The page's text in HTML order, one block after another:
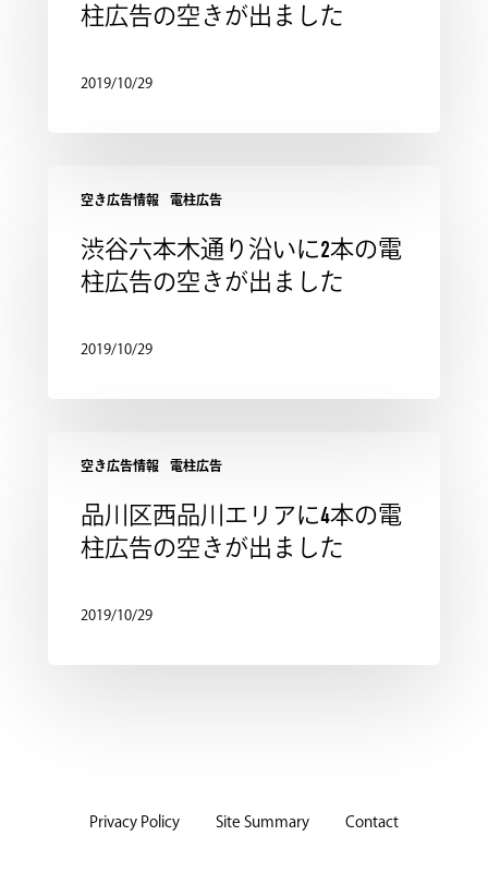
柱広告の空きが出ました
2019/10/29
空き広告情報 電柱広告
渋谷六本木通り沿いに2本の電
柱広告の空きが出ました
2019/10/29
空き広告情報 電柱広告
品川区西品川エリアに4本の電
柱広告の空きが出ました
2019/10/29
Privacy Policy Site Summary Contact